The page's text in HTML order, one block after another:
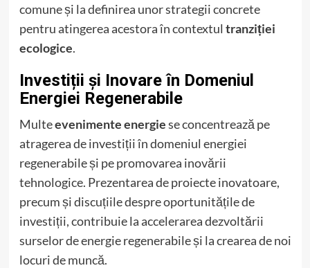
comune și la definirea unor strategii concrete
pentru atingerea acestora în contextul tranziției
ecologice.
Investiții și Inovare în Domeniul
Energiei Regenerabile
Multeevenimente energiese concentrează pe
atragerea de investiții în domeniul energiei
regenerabile și pe promovarea inovării
tehnologice. Prezentarea de proiecte inovatoare,
precum și discuțiile despre oportunitățile de
investiții, contribuie la accelerarea dezvoltării
surselor de energie regenerabile și la crearea de noi
locuri de muncă.